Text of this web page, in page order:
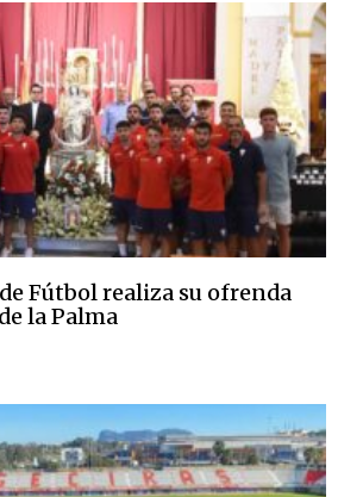
Fútbol realiza su ofrenda
la Palma